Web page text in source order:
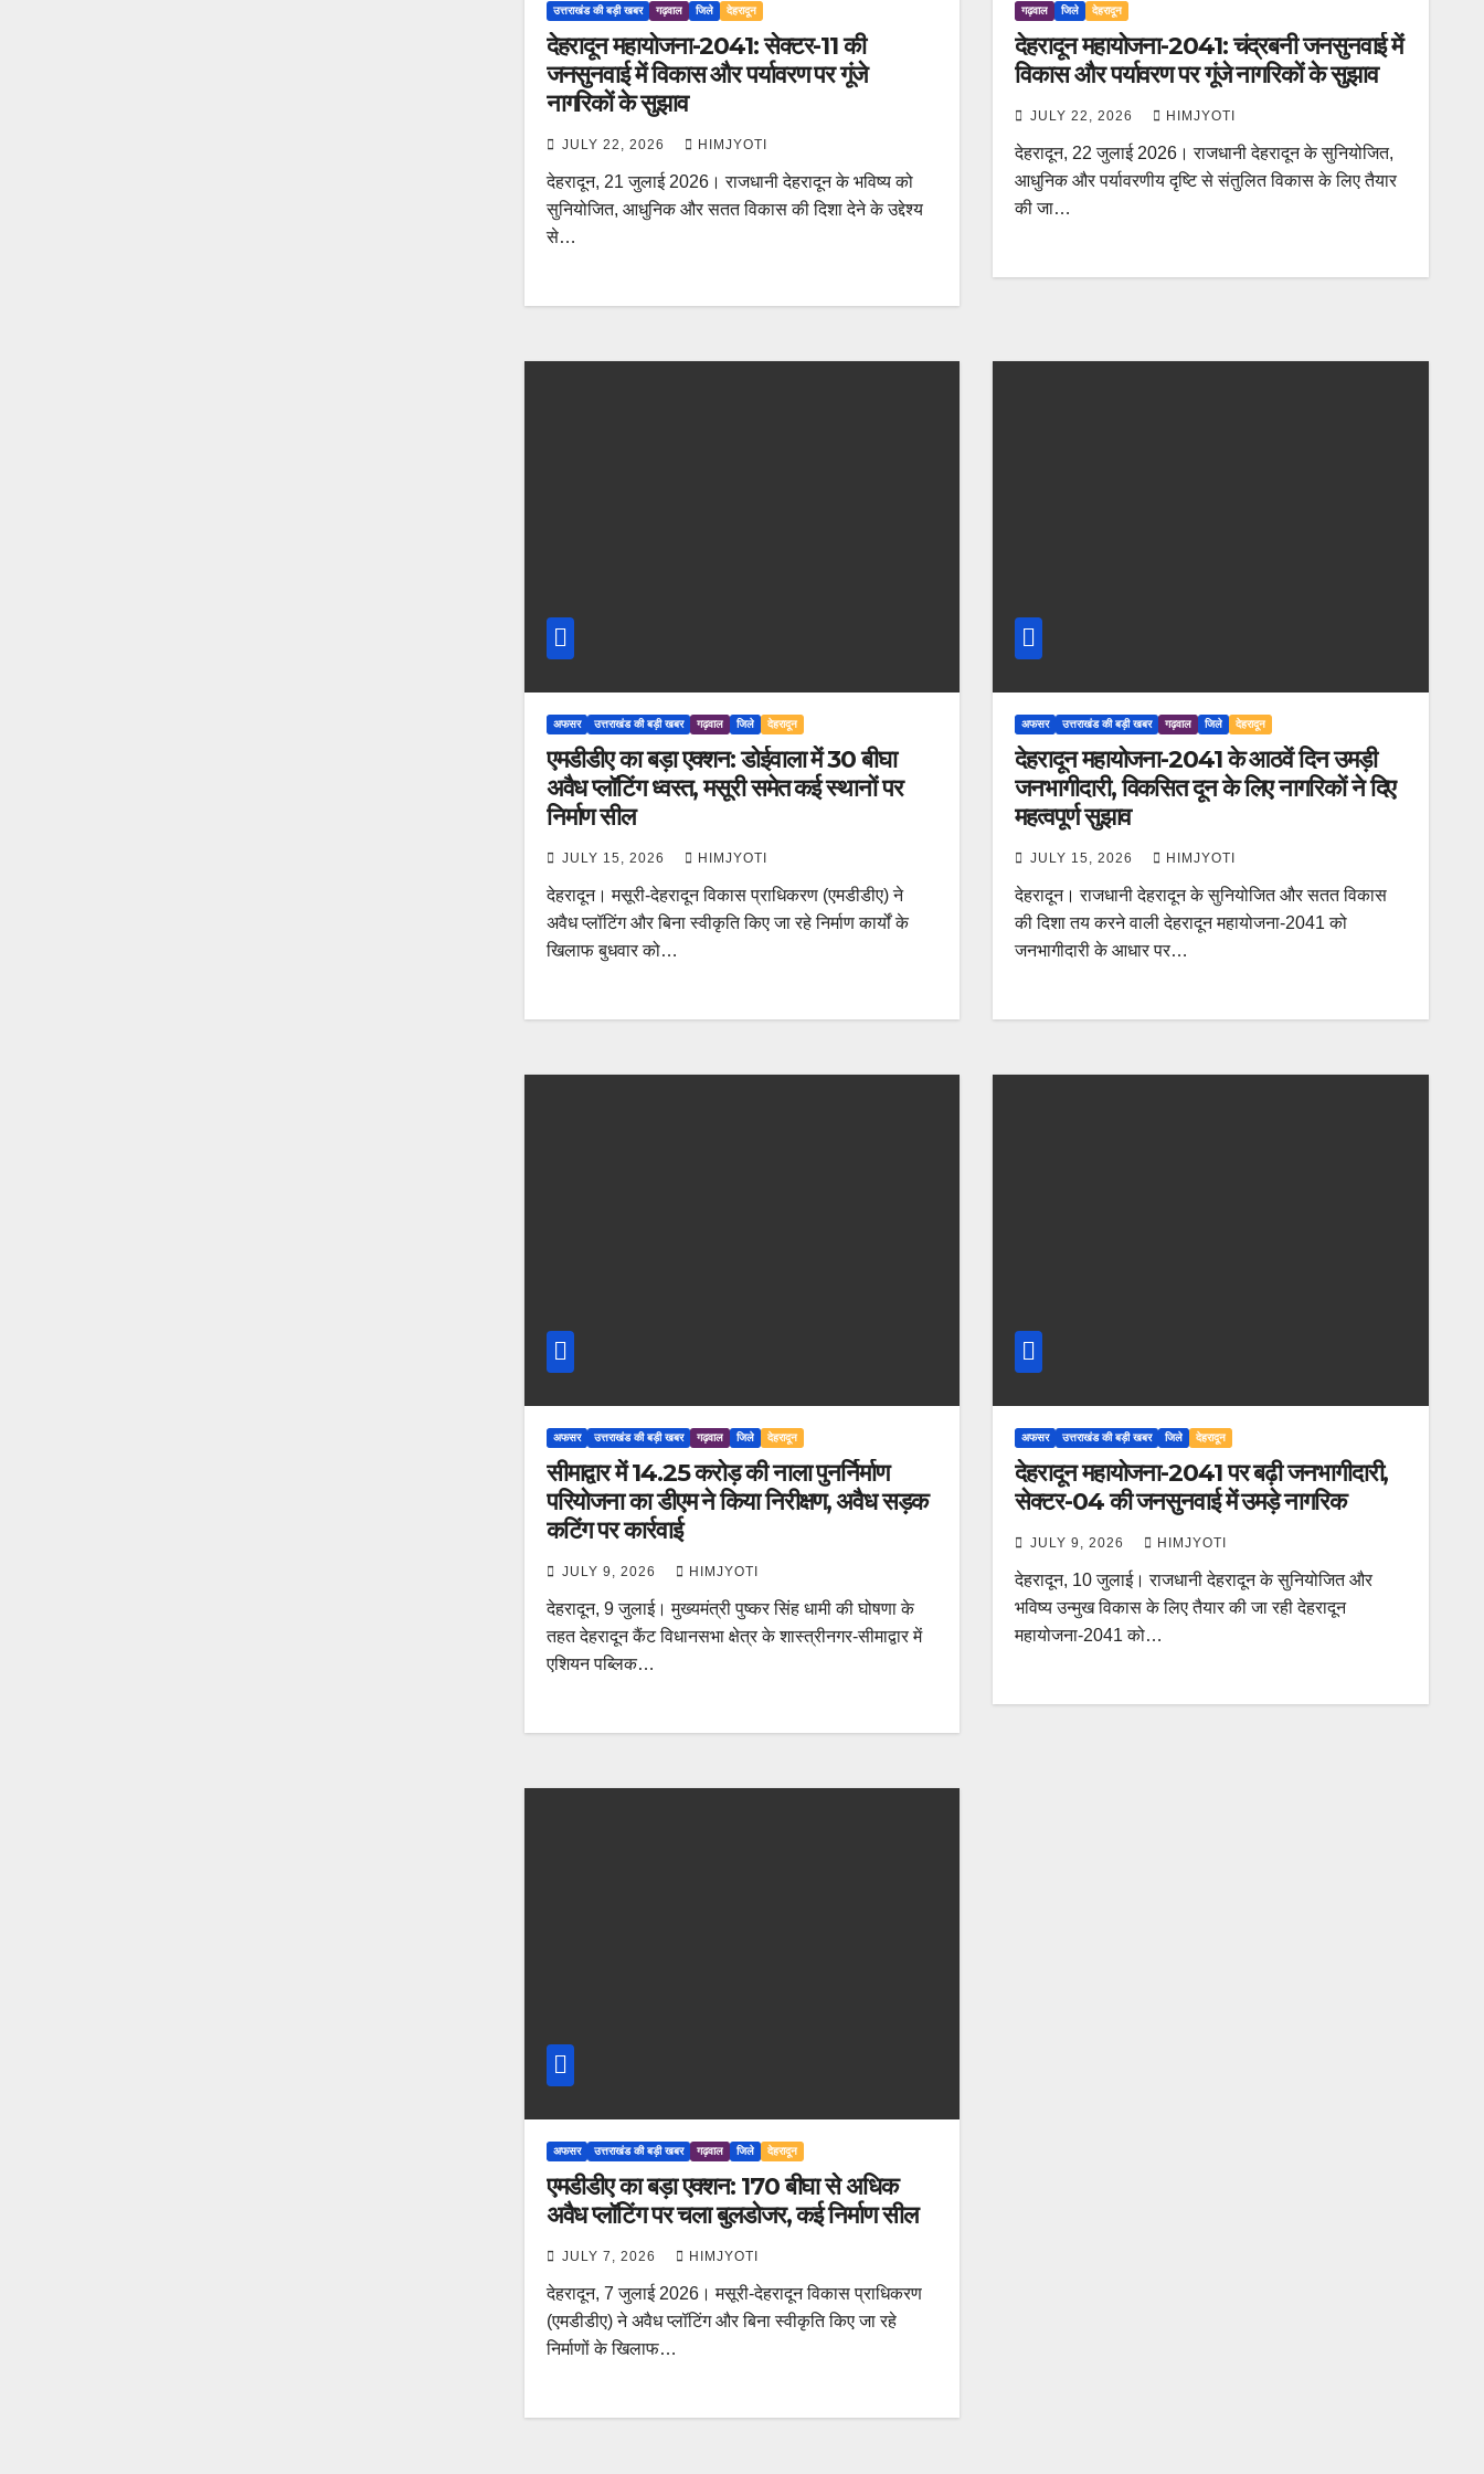
उत्तराखंड की बड़ी खबर गढ़वाल जिले देहरादून
देहरादून महायोजना-2041: सेक्टर-11 की
जनसुनवाई में विकास और पर्यावरण पर गूंजे
नागरिकों के सुझाव
JULY 22, 2026 HIMJYOTI
देहरादून, 21 जुलाई 2026। राजधानी देहरादून के भविष्य को
सुनियोजित, आधुनिक और सतत विकास की दिशा देने के उद्देश्य
से…
गढ़वाल जिले देहरादून
देहरादून महायोजना-2041: चंद्रबनी जनसुनवाई में
विकास और पर्यावरण पर गूंजे नागरिकों के सुझाव
JULY 22, 2026 HIMJYOTI
देहरादून, 22 जुलाई 2026। राजधानी देहरादून के सुनियोजित,
आधुनिक और पर्यावरणीय दृष्टि से संतुलित विकास के लिए तैयार
की जा…
अफसर उत्तराखंड की बड़ी खबर गढ़वाल जिले देहरादून
एमडीडीए का बड़ा एक्शन: डोईवाला में 30 बीघा
अवैध प्लॉटिंग ध्वस्त, मसूरी समेत कई स्थानों पर
निर्माण सील
JULY 15, 2026 HIMJYOTI
देहरादून। मसूरी-देहरादून विकास प्राधिकरण (एमडीडीए) ने
अवैध प्लॉटिंग और बिना स्वीकृति किए जा रहे निर्माण कार्यों के
खिलाफ बुधवार को…
अफसर उत्तराखंड की बड़ी खबर गढ़वाल जिले देहरादून
देहरादून महायोजना-2041 के आठवें दिन उमड़ी
जनभागीदारी, विकसित दून के लिए नागरिकों ने दिए
महत्वपूर्ण सुझाव
JULY 15, 2026 HIMJYOTI
देहरादून। राजधानी देहरादून के सुनियोजित और सतत विकास
की दिशा तय करने वाली देहरादून महायोजना-2041 को
जनभागीदारी के आधार पर…
अफसर उत्तराखंड की बड़ी खबर गढ़वाल जिले देहरादून
सीमाद्वार में 14.25 करोड़ की नाला पुनर्निर्माण
परियोजना का डीएम ने किया निरीक्षण, अवैध सड़क
कटिंग पर कार्रवाई
JULY 9, 2026 HIMJYOTI
देहरादून, 9 जुलाई। मुख्यमंत्री पुष्कर सिंह धामी की घोषणा के
तहत देहरादून कैंट विधानसभा क्षेत्र के शास्त्रीनगर-सीमाद्वार में
एशियन पब्लिक…
अफसर उत्तराखंड की बड़ी खबर जिले देहरादून
देहरादून महायोजना-2041 पर बढ़ी जनभागीदारी,
सेक्टर-04 की जनसुनवाई में उमड़े नागरिक
JULY 9, 2026 HIMJYOTI
देहरादून, 10 जुलाई। राजधानी देहरादून के सुनियोजित और
भविष्य उन्मुख विकास के लिए तैयार की जा रही देहरादून
महायोजना-2041 को…
अफसर उत्तराखंड की बड़ी खबर गढ़वाल जिले देहरादून
एमडीडीए का बड़ा एक्शन: 170 बीघा से अधिक
अवैध प्लॉटिंग पर चला बुलडोजर, कई निर्माण सील
JULY 7, 2026 HIMJYOTI
देहरादून, 7 जुलाई 2026। मसूरी-देहरादून विकास प्राधिकरण
(एमडीडीए) ने अवैध प्लॉटिंग और बिना स्वीकृति किए जा रहे
निर्माणों के खिलाफ…